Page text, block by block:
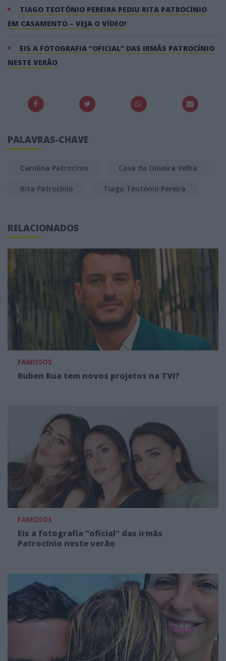
TIAGO TEOTÓNIO PEREIRA PEDIU RITA PATROCÍNIO
EM CASAMENTO – VEJA O VÍDEO!
EIS A FOTOGRAFIA “OFICIAL” DAS IRMÃS PATROCÍNIO
NESTE VERÃO
PALAVRAS-CHAVE
Carolina Patrocínio Casa da Oliveira Velha
Rita Patrocínio Tiago Teotónio Pereira
RELACIONADOS
FAMOSOS
Ruben Rua tem novos projetos na TVI?
FAMOSOS
Eis a fotografia "oficial" das irmãs
Patrocínio neste verão